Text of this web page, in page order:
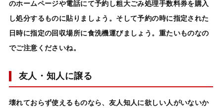
のホームページや電話にて予約し粗大ごみ処理手数料券を購入
し処分するものに貼りましょう。そして予約の時に指定された
日時に指定の回収場所に食洗機運びましょう。重たいものなの
でご注意くださいね。
友人・知人に譲る
壊れておらず使えるものなら、友人知人に欲しい人がいないか